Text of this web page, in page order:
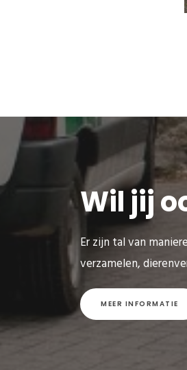
Wil jij
Er zijn tal van
verzamelen,
MEER INFORMATIE